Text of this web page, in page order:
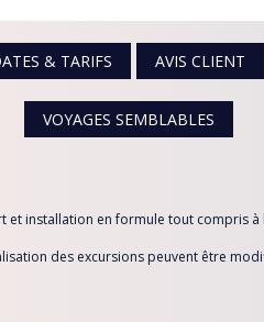
& TARIFS AVIS CLIENT
VOYAGES SEMBLABLES
et installation en formule tout compris à
des excursions peuvent être